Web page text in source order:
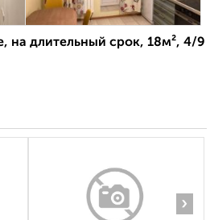
на длительный срок, 18м², 4/9
›